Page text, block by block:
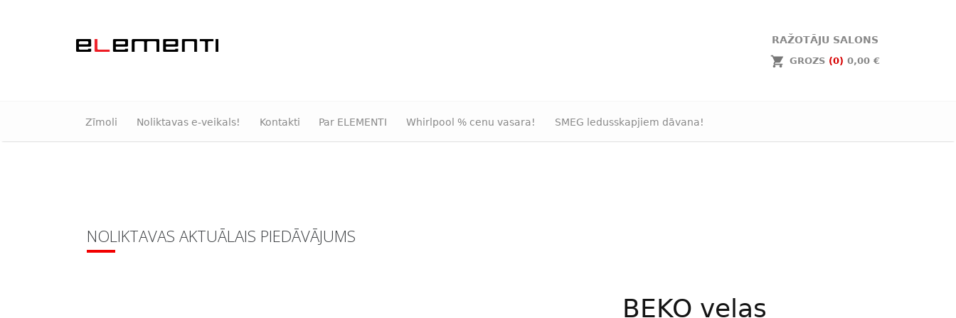
RAŽOTĀJU SALONS
GROZS (0) 0,00 €
Zīmoli Noliktavas e-veikals! Kontakti Par ELEMENTI Whirlpool % cenu vasara! SMEG ledusskapjiem dāvana!
NOLIKTAVAS AKTUĀLAIS PIEDĀVĀJUMS
BEKO veļas